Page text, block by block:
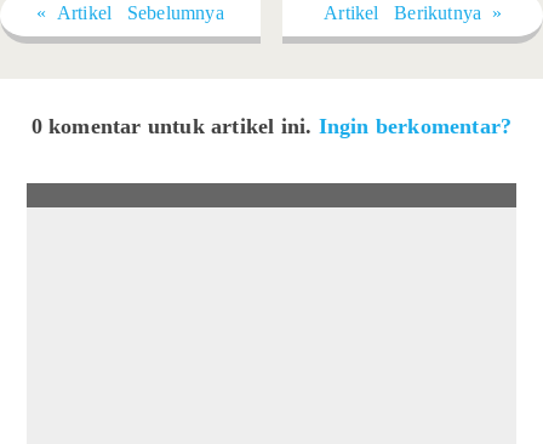
« Artikel Sebelumnya Artikel Berikutnya »
0 komentar untuk artikel ini. Ingin berkomentar?